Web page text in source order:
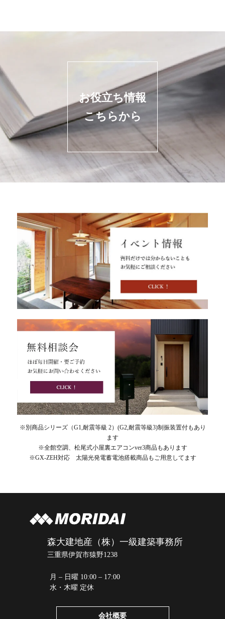
お役立ち情報
こちらから
※別商品シリーズ（G1,耐震等級 2）(G2,耐震等級3)制振装置付もあり
ます
※全館空調、松尾式小屋裏エアコンver3商品もあります
※GX-ZEH対応 太陽光発電蓄電池搭載商品もご用意してます
森大建地産（株）一級建築事務所
三重県伊賀市猿野1238
月 – 日曜 10:00 – 17:00
水・木曜 定休
会社概要